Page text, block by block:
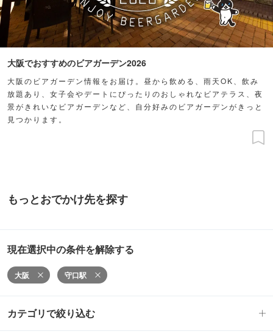
大阪でおすすめのビアガーデン2026
大阪のビアガーデン情報をお届け。昼から飲める、雨天OK、飲み
放題あり、女子会やデートにぴったりのおしゃれなビアテラス、夜
景がきれいなビアガーデンなど、自分好みのビアガーデンがきっと
見つかります。
もっとおでかけ先を探す
現在選択中の条件を解除する
大阪 守口駅
カテゴリで絞り込む